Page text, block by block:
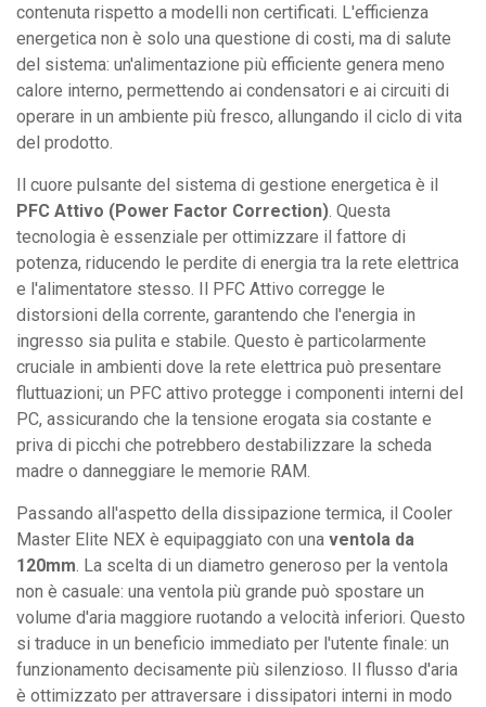
contenuta rispetto a modelli non certificati. L'efficienza
energetica non è solo una questione di costi, ma di salute
del sistema: un'alimentazione più efficiente genera meno
calore interno, permettendo ai condensatori e ai circuiti di
operare in un ambiente più fresco, allungando il ciclo di vita
del prodotto.
Il cuore pulsante del sistema di gestione energetica è il
PFC Attivo (Power Factor Correction) . Questa
tecnologia è essenziale per ottimizzare il fattore di
potenza, riducendo le perdite di energia tra la rete elettrica
e l'alimentatore stesso. Il PFC Attivo corregge le
distorsioni della corrente, garantendo che l'energia in
ingresso sia pulita e stabile. Questo è particolarmente
cruciale in ambienti dove la rete elettrica può presentare
fluttuazioni; un PFC attivo protegge i componenti interni del
PC, assicurando che la tensione erogata sia costante e
priva di picchi che potrebbero destabilizzare la scheda
madre o danneggiare le memorie RAM.
Passando all'aspetto della dissipazione termica, il Cooler
Master Elite NEX è equipaggiato con una ventola da
120mm . La scelta di un diametro generoso per la ventola
non è casuale: una ventola più grande può spostare un
volume d'aria maggiore ruotando a velocità inferiori. Questo
si traduce in un beneficio immediato per l'utente finale: un
funzionamento decisamente più silenzioso. Il flusso d'aria
è ottimizzato per attraversare i dissipatori interni in modo